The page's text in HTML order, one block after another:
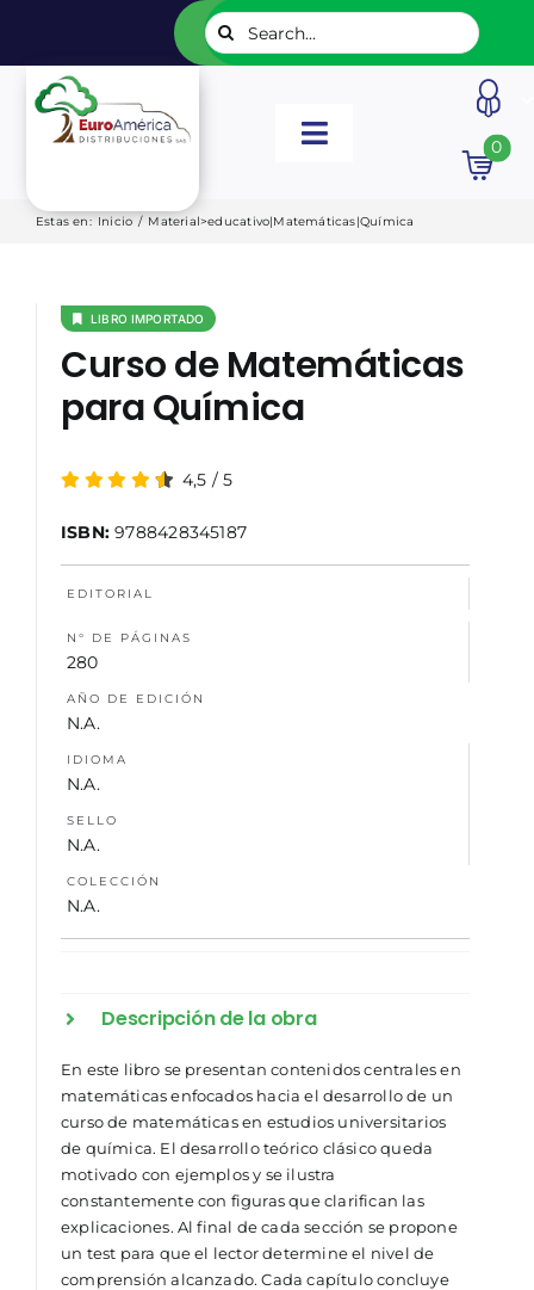
contenido
Buscar:
Toggle
INICIO
EDITORIALES
NOSOTROS
0
Estas en: Inicio / Material>educativo|Matemáticas|Química
LIBRO IMPORTADO
Curso de Matemáticas
para Química
4,5 /5
ISBN:9788428345187
EDITORIAL
N° DE PÁGINAS
280
AÑO DE EDICIÓN
N.A.
IDIOMA
N.A.
SELLO
N.A.
COLECCIÓN
N.A.
Descripción de la obra
En este libro se presentan contenidos centrales en
matemáticas enfocados hacia el desarrollo de un
curso de matemáticas en estudios universitarios
de química. El desarrollo teórico clásico queda
motivado con ejemplos y se ilustra
constantemente con figuras que clarifican las
explicaciones. Al final de cada sección se propone
un test para que el lector determine el nivel de
comprensión alcanzado. Cada capítulo concluye